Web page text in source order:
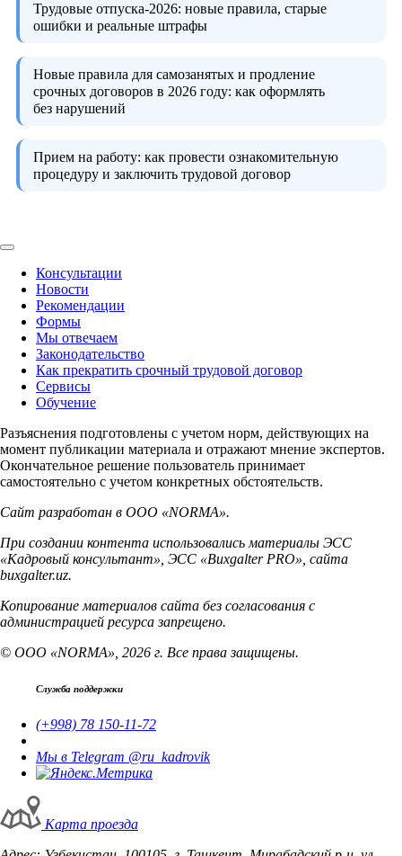
Трудовые отпуска-2026: новые правила, старые
ошибки и реальные штрафы
Новые правила для самозанятых и продление
срочных договоров в 2026 году: как оформлять
без нарушений
Прием на работу: как провести ознакомительную
процедуру и заключить трудовой договор
Консультации
Новости
Рекомендации
Формы
Мы отвечаем
Законодательство
Как прекратить срочный трудовой договор
Сервисы
Обучение
Разъяснения подготовлены с учетом норм, действующих на
момент публикации материала и отражают мнение экспертов.
Окончательное решение пользователь принимает
самостоятельно с учетом конкретных обстоятельств.
Сайт разработан в ООО «NORMA».
При создании контента использовались материалы ЭСС
«Кадровый консультант», ЭСС «Buxgalter PRO», сайта
buxgalter.uz.
Копирование материалов сайта без согласования с
администрацией ресурса запрещено.
© ООО «NORMA», 2026 г. Все права защищены.
Служба поддержки
(+998) 78 150-11-72
Мы в Telegram @ru_kadrovik
Карта проезда